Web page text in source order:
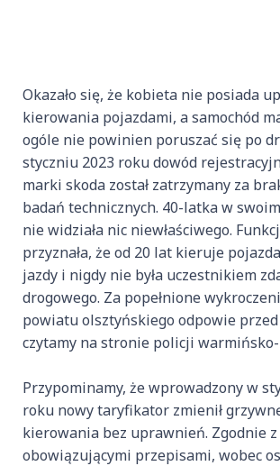
Okazało się, że kobieta nie posiada
kierowania pojazdami, a samochód
ogóle nie powinien poruszać się po
styczniu 2023 roku dowód
marki skoda został zatrzymany za
badań technicznych. 40-latka w
nie widziała nic niewłaściwego.
przyznała, że od 20 lat kieruje
jazdy i nigdy nie była uczestnikiem
drogowego. Za popełnione
powiatu olsztyńskiego odpowie przed
czytamy na stronie policji
Przypominamy, że wprowadzony w
roku nowy taryfikator zmienił
kierowania bez uprawnień. Zgodnie z
obowiązującymi przepisami, wobec